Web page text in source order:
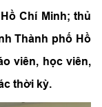
Chí Minh; thủ
Thành phố Hồ
viên, học viên,
thời kỳ.